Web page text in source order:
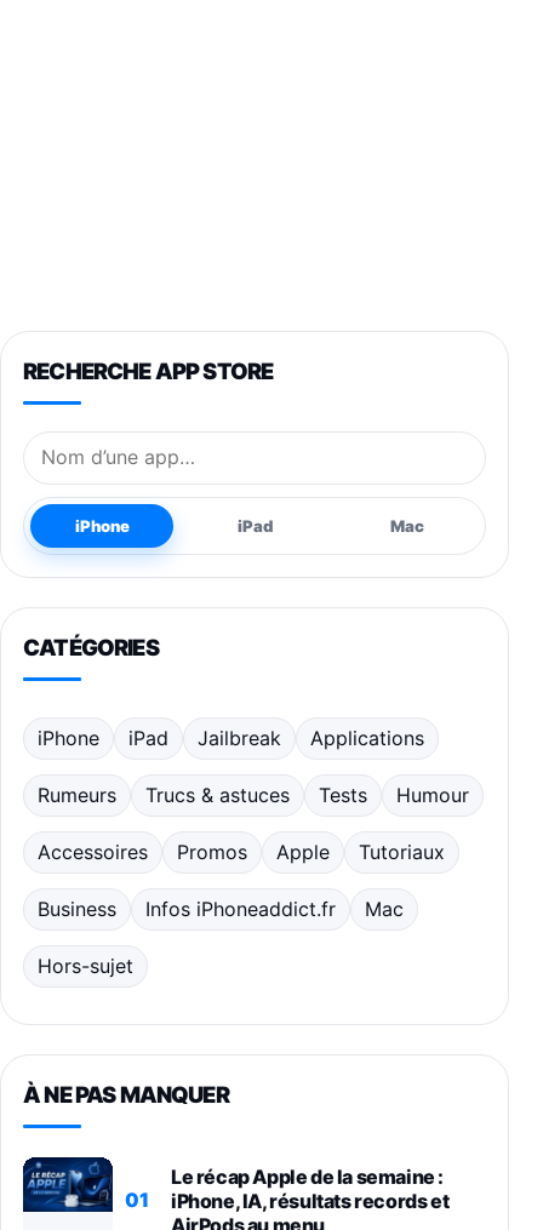
RECHERCHE APP STORE
Nom de l’application
iPhone iPad Mac
CATÉGORIES
iPhone iPad Jailbreak Applications
Rumeurs Trucs & astuces Tests Humour
Accessoires Promos Apple Tutoriaux
Business Infos iPhoneaddict.fr Mac
Hors-sujet
À NE PAS MANQUER
01
Le récap Apple de la semaine :
iPhone, IA, résultats records et
AirPods au menu